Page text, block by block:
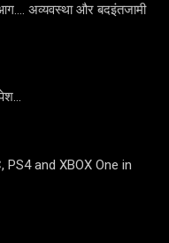
अव्यवस्था और बदइंतजामी
and XBOX One in